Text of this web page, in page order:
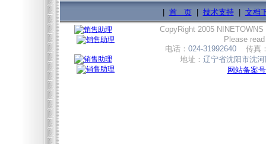
首 页| 技术支持| 文档
CopyRight 2005 NINETOWNS
Please
电话： 024-31992640 传真
地址： 辽宁省沈阳市沈
网站备案